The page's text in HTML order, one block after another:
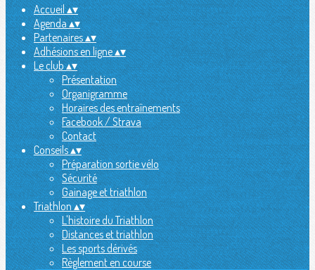
Accueil▴▾
Agenda▴▾
Partenaires▴▾
Adhésions en ligne▴▾
Le club▴▾
Présentation
Organigramme
Horaires des entraînements
Facebook / Strava
Contact
Conseils▴▾
Préparation sortie vélo
Sécurité
Gainage et triathlon
Triathlon▴▾
L'histoire du Triathlon
Distances et triathlon
Les sports dérivés
Règlement en course